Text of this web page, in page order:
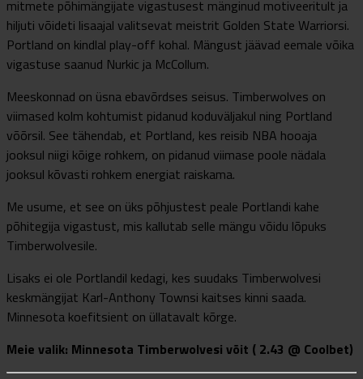
mitmete põhimängijate vigastusest mänginud motiveeritult ja
hiljuti võideti lisaajal valitsevat meistrit Golden State Warriorsi.
Portland on kindlal play-off kohal. Mängust jäävad eemale võika
vigastuse saanud Nurkic ja McCollum.
Meeskonnad on üsna ebavõrdses seisus. Timberwolves on
viimased kolm kohtumist pidanud koduväljakul ning Portland
võõrsil. See tähendab, et Portland, kes reisib NBA hooaja
jooksul niigi kõige rohkem, on pidanud viimase poole nädala
jooksul kõvasti rohkem energiat raiskama.
Me usume, et see on üks põhjustest peale Portlandi kahe
põhitegija vigastust, mis kallutab selle mängu võidu lõpuks
Timberwolvesile.
Lisaks ei ole Portlandil kedagi, kes suudaks Timberwolvesi
keskmängijat Karl-Anthony Townsi kaitses kinni saada.
Minnesota koefitsient on üllatavalt kõrge.
Meie valik: Minnesota Timberwolvesi võit ( 2.43 @ Coolbet)